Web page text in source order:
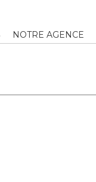
NOTRE AGENCE